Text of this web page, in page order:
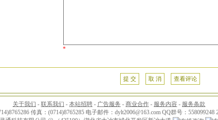
*
提 交 取 消 查看评论
关于我们 - 联系我们 - 本站招聘 - 广告服务 - 商业合作 - 服务内容 - 服务条款
传真：(0714)8765285 电子邮件：dylt2006@163.com QQ群号：558099248